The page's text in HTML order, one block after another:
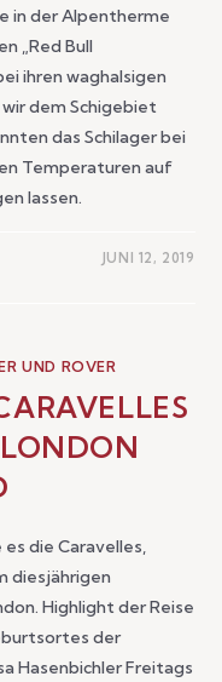
in der Alpentherme
„Red Bull
ihren waghalsigen
dem Schigebiet
das Schilager bei
Temperaturen auf
lassen.
JUNI 12, 2019
UND ROVER
die Caravelles,
diesjährigen
Highlight der Reise
der
Hasenbichler Freitags